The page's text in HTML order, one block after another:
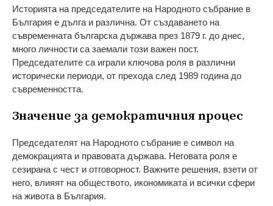
Историята на председателите на Народното събрание в
България е дълга и различна. От създаването на
съвременната българска държава през 1879 г. до днес,
много личности са заемали този важен пост.
Председателите са играли ключова роля в различни
исторически периоди, от прехода след 1989 година до
съвременността.
Значение за демократичния процес
Председателят на Народното събрание е символ на
демокрацията и правовата държава. Неговата роля е
сезирана с чест и отговорност. Важните решения, взети от
него, влияят на обществото, икономиката и всички сфери
на живота в България.